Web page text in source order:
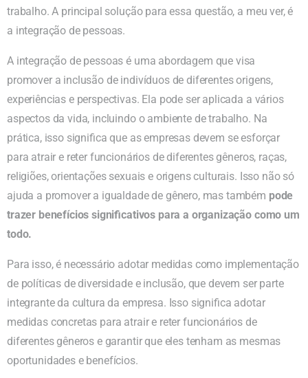
trabalho. A principal solução para essa questão, a meu ver, é
a integração de pessoas.
A integração de pessoas é uma abordagem que visa
promover a inclusão de indivíduos de diferentes origens,
experiências e perspectivas. Ela pode ser aplicada a vários
aspectos da vida, incluindo o ambiente de trabalho. Na
prática, isso significa que as empresas devem se esforçar
para atrair e reter funcionários de diferentes gêneros, raças,
religiões, orientações sexuais e origens culturais. Isso não só
ajuda a promover a igualdade de gênero, mas também pode
trazer benefícios significativos para a organização como um
todo.
Para isso, é necessário adotar medidas como implementação
de políticas de diversidade e inclusão, que devem ser parte
integrante da cultura da empresa. Isso significa adotar
medidas concretas para atrair e reter funcionários de
diferentes gêneros e garantir que eles tenham as mesmas
oportunidades e benefícios.